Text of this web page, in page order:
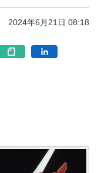
2024年6月21日 08:18